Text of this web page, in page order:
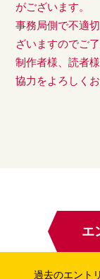
がございます。
事務局側で不適
ざいますのでご
制作者様、読者
協力をよろしく
エ
過去のエント